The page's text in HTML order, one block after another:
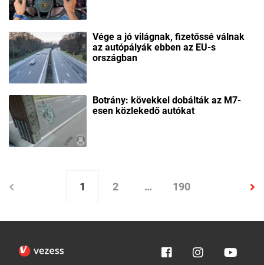
Vége a jó világnak, fizetőssé válnak
az autópályák ebben az EU-s
országban
Botrány: kövekkel dobálták az M7-
esen közlekedő autókat
1 2 … 190